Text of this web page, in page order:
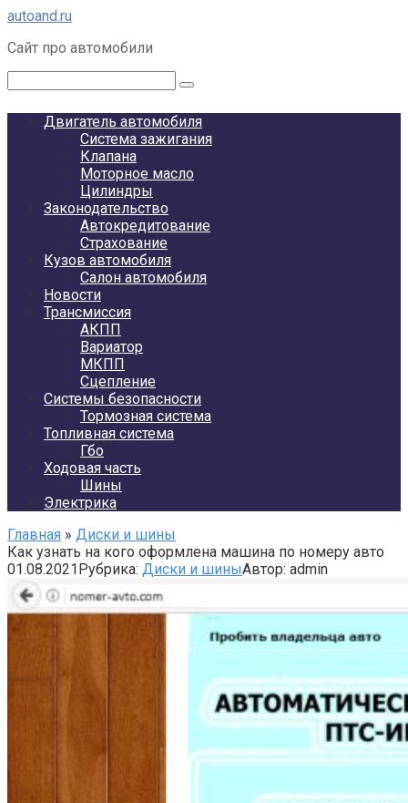
Перейти
контенту
autoand.ru
Сайт про автомобили
Двигатель автомобиля
Система зажигания
Клапана
Моторное масло
Цилиндры
Законодательство
Автокредитование
Страхование
Кузов автомобиля
Салон автомобиля
Новости
Трансмиссия
АКПП
Вариатор
МКПП
Сцепление
Системы безопасности
Тормозная система
Топливная система
Гбо
Ходовая часть
Шины
Электрика
Главная » Диски и шины
Как узнать на кого оформлена машина по номеру авто
01.08.2021Рубрика: Диски и шиныАвтор: admin